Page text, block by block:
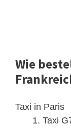
Wie
Taxi in Paris
Taxi